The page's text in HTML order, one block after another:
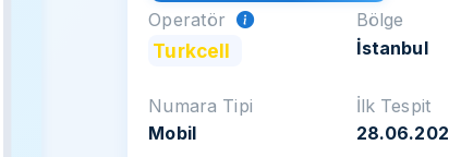
Operatör
Turkcell
Bölge
İstanbul
Numara Tipi
Mobil
İlk Tespit